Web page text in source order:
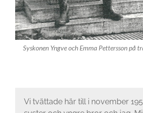
Syskonen Yngve och Emma Pettersson på
Vi tvättade här till i november